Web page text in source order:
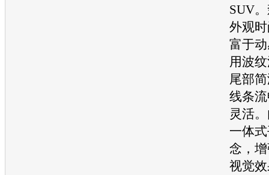
SUV。
外观
富于
用波
尾部
线条
灵活
一体
念，
视觉